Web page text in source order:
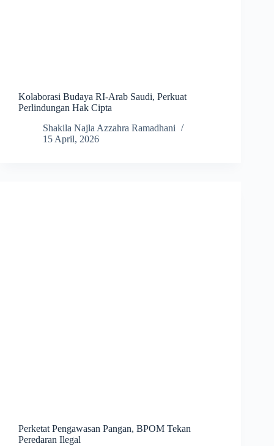
Kolaborasi Budaya RI-Arab Saudi, Perkuat
Perlindungan Hak Cipta
Shakila Najla Azzahra Ramadhani
15 April, 2026
Perketat Pengawasan Pangan, BPOM Tekan
Peredaran Ilegal